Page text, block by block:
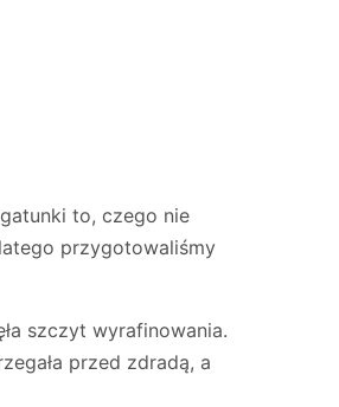
to, czego nie
przygotowaliśmy
szczyt wyrafinowania.
przed zdradą, a